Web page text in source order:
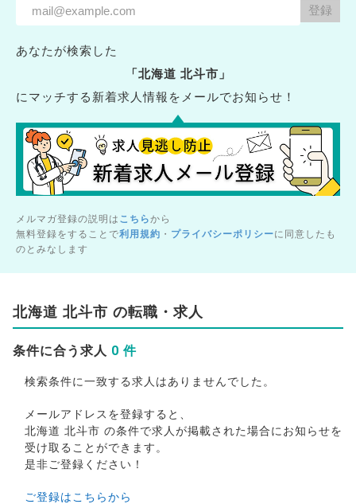
あなたが検索した
「北海道 北斗市」
にマッチする新着求人情報をメールでお知らせ！
メルマガ登録の説明は こちらから
無料登録をすることで利用規約 ・ プライバシーポリシーに同意したも
のとみなします
北海道 北斗市 の転職・求人
条件に合う求人 0 件
検索条件に一致する求人はありませんでした。
メールアドレスを登録すると、
北海道 北斗市 の条件で求人が掲載された場合にお知らせを
受け取ることができます。
是非ご登録ください！
ご登録はこちらから